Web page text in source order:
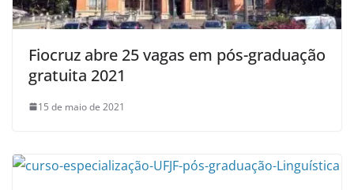
Fiocruz abre 25 vagas em pós-graduação
gratuita 2021
15 de maio de 2021